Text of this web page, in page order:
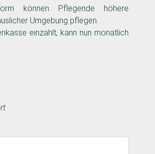
können Pflegende höhere
Umgebung pflegen.
einzahlt, kann nun monatlich